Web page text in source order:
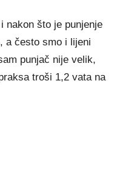
nakon što je punjenje
a često smo i lijeni
punjač nije velik,
troši 1,2 vata na